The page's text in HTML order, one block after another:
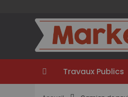
contenu
Travaux Publics